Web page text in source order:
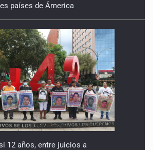
países de Ámerica
12 años, entre juicios a